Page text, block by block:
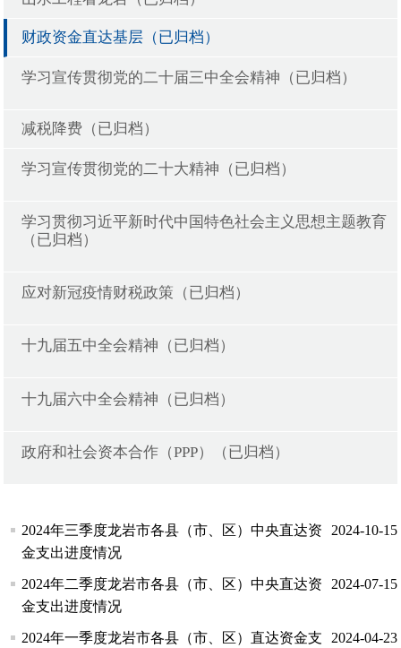
财政资金直达基层（已归档）
学习宣传贯彻党的二十届三中全会精神（已归档）
减税降费（已归档）
学习宣传贯彻党的二十大精神（已归档）
学习贯彻习近平新时代中国特色社会主义思想主题教育
（已归档）
应对新冠疫情财税政策（已归档）
十九届五中全会精神（已归档）
十九届六中全会精神（已归档）
政府和社会资本合作（PPP）（已归档）
2024-10-15
2024年三季度龙岩市各县（市、区）中央直达资
金支出进度情况
2024-07-15
2024年二季度龙岩市各县（市、区）中央直达资
金支出进度情况
2024-04-23
2024年一季度龙岩市各县（市、区）直达资金支